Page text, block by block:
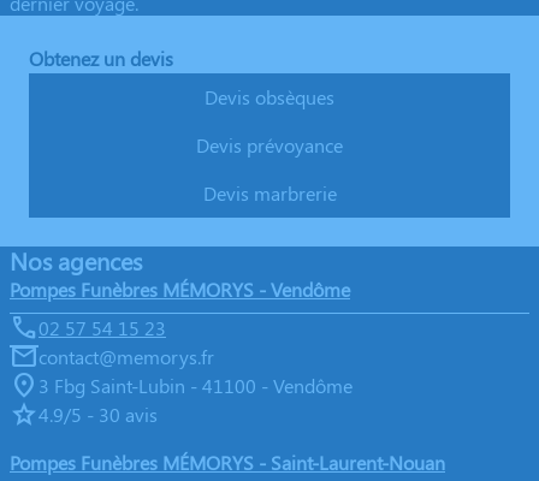
Obtenez un devis
Devis obsèques
Devis prévoyance
Devis marbrerie
Nos agences
Pompes Funèbres MÉMORYS - Vendôme
02 57 54 15 23
contact@memorys.fr
3 Fbg Saint-Lubin - 41100 - Vendôme
4.9/5 - 30 avis
Pompes Funèbres MÉMORYS - Saint-Laurent-Nouan